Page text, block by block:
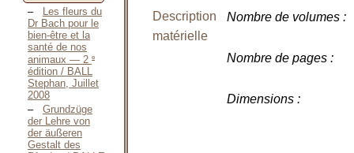
Les fleurs du
Dr Bach pour le
bien-être et la
santé de nos
animaux — 2 e
édition / BALL
Stephan, Juillet
2008
Grundzüge
der Lehre von
der äußeren
Gestalt des
Description
matérielle
Nombre de volumes:
Nombre de pages:
Dimensions: